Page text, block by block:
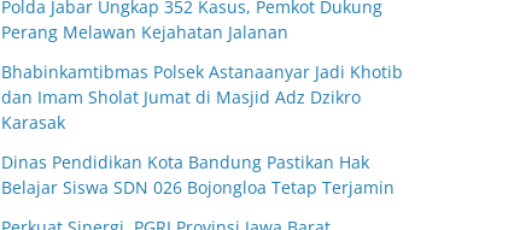
Polda Jabar Ungkap 352 Kasus, Pemkot Dukung
Perang Melawan Kejahatan Jalanan
Bhabinkamtibmas Polsek Astanaanyar Jadi Khotib
dan Imam Sholat Jumat di Masjid Adz Dzikro
Karasak
Dinas Pendidikan Kota Bandung Pastikan Hak
Belajar Siswa SDN 026 Bojongloa Tetap Terjamin